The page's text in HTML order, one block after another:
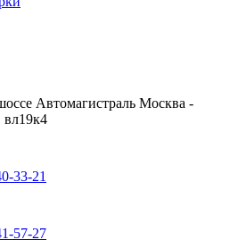
Автомагистраль Москва -
33-21
57-27